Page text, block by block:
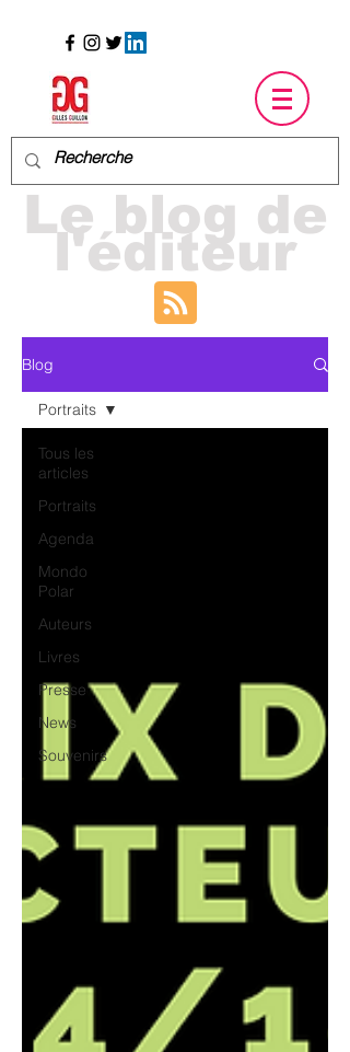
Le blog de
l'éditeur
Blog
Tous les
articles
Portraits
Agenda
Mondo
Polar
Auteurs
Livres
Presse
News
Souvenirs
Portraits